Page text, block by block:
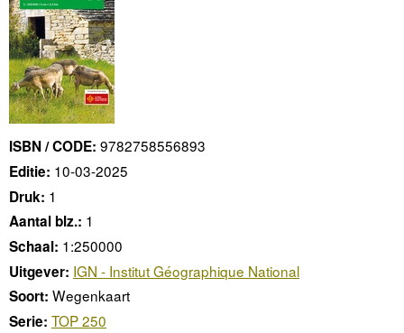
ISBN / CODE: 9782758556893
Editie: 10-03-2025
Druk: 1
Aantal blz.: 1
Schaal: 1:250000
Uitgever: IGN - Institut Géographique National
Soort: Wegenkaart
Serie: TOP 250